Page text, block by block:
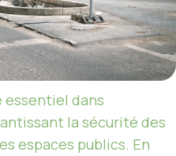
dans
la sécurité des
espaces publics. En